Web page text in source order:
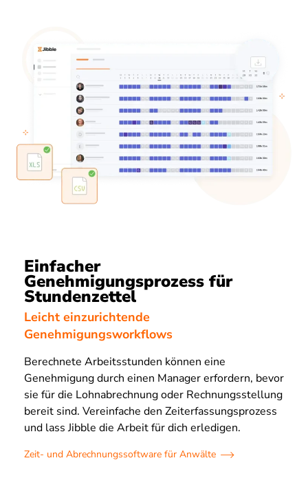
Einfacher
Genehmigungsprozess für
Stundenzettel
Leicht einzurichtende
Genehmigungsworkflows
Berechnete Arbeitsstunden können eine
Genehmigung durch einen Manager erfordern, bevor
sie für die Lohnabrechnung oder Rechnungsstellung
bereit sind. Vereinfache den Zeiterfassungsprozess
und lass Jibble die Arbeit für dich erledigen.
Zeit- und Abrechnungssoftware für Anwälte